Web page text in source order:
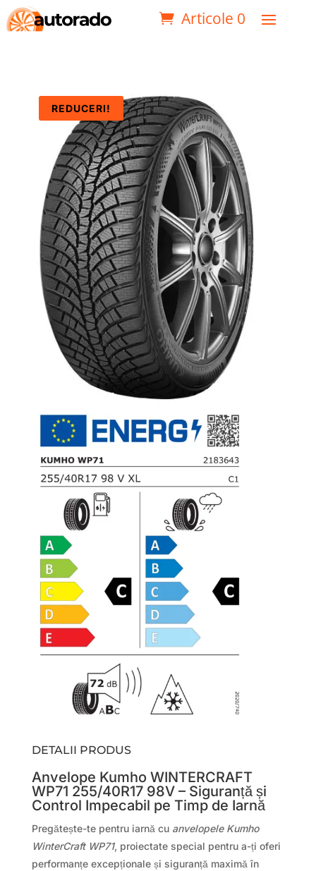
Articole 0
REDUCERI!
DETALII PRODUS
Anvelope Kumho WINTERCRAFT
WP71 255/40R17 98V – Siguranță și
Control Impecabil pe Timp de Iarnă
Pregătește-te pentru iarnă cu anvelopele Kumho
WinterCraft WP71, proiectate special pentru a-ți oferi
performanțe excepționale și siguranță maximă în